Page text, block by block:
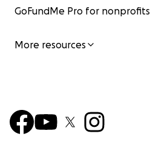
GoFundMe Pro for nonprofits
More resources